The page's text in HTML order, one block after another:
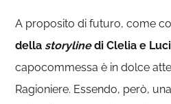
A proposito di futuro, come
della storylinedi Clelia e
capocommessa è in dolce
Ragioniere. Essendo, però,